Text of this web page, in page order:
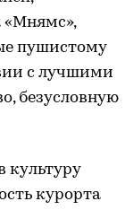
«Мнямс»,
пушистому
с лучшими
безусловную
культуру
курорта